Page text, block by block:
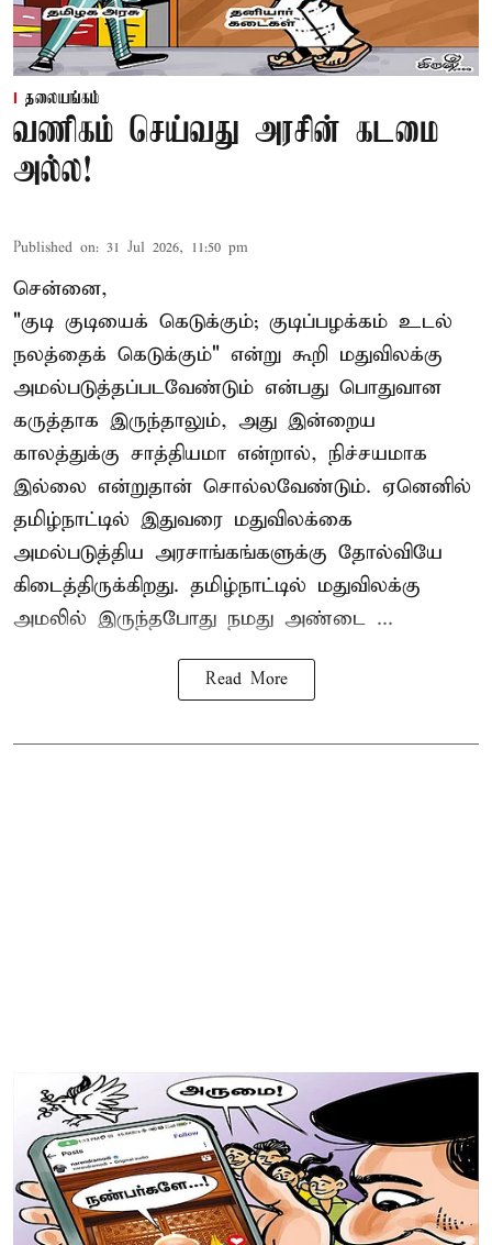
தலையங்கம்
வணிகம் செய்வது அரசின் கடமை
அல்ல!
Published on: 31 Jul 2026, 11:50 pm
சென்னை,
"குடி குடியைக் கெடுக்கும்; குடிப்பழக்கம் உடல்
நலத்தைக் கெடுக்கும்" என்று கூறி மதுவிலக்கு
அமல்படுத்தப்படவேண்டும் என்பது பொதுவான
கருத்தாக இருந்தாலும், அது இன்றைய
காலத்துக்கு சாத்தியமா என்றால், நிச்சயமாக
இல்லை என்றுதான் சொல்லவேண்டும். ஏனெனில்
தமிழ்நாட்டில் இதுவரை மதுவிலக்கை
அமல்படுத்திய அரசாங்கங்களுக்கு தோல்வியே
கிடைத்திருக்கிறது. தமிழ்நாட்டில் மதுவிலக்கு
அமலில் இருந்தபோது நமது அண்டை ...
Read More